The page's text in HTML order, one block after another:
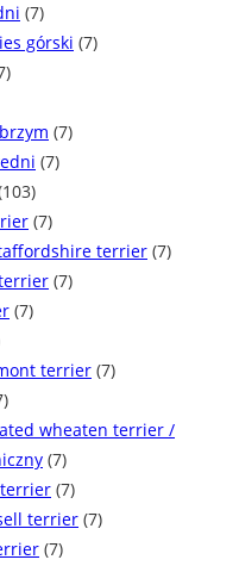
(7)
górski (7)
(7)
(7)
(7)
terrier (7)
(7)
(7)
terrier (7)
wheaten terrier /
(7)
terrier (7)
terrier (7)
(7)